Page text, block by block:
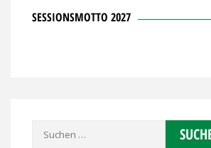
SESSIONSMOTTO 2027
Suchen